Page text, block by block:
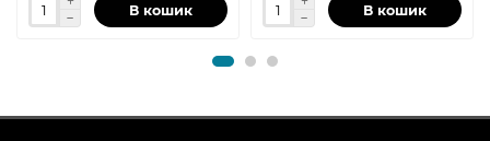
В кошик В кошик